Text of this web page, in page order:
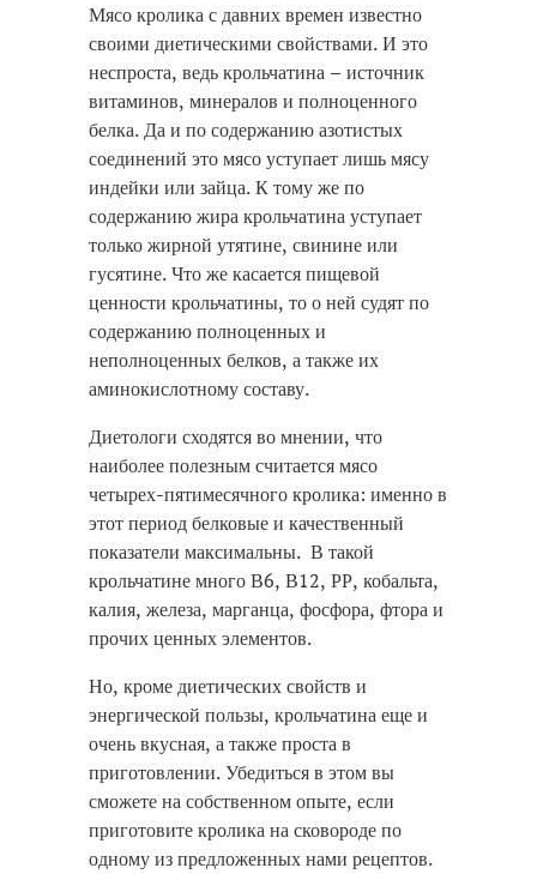
Мясо кролика с давних времен известно
своими диетическими свойствами. И это
неспроста, ведь крольчатина – источник
витаминов, минералов и полноценного
белка.Да и по содержанию азотистых
соединений это мясо уступает лишь мясу
индейки или зайца. К тому же по
содержанию жира крольчатина уступает
только жирной утятине, свинине или
гусятине. Что же касается пищевой
ценности крольчатины, то о ней судят по
содержанию полноценных и
неполноценных белков, а также их
аминокислотному составу.
Диетологи сходятся во мнении, что
наиболее полезным считается мясо
четырех-пятимесячного кролика: именно в
этот период белковые и качественный
показатели максимальны. В такой
крольчатине много В6, В12, РР, кобальта,
калия, железа, марганца, фосфора, фтора и
прочих ценных элементов.
Но, кроме диетических свойств и
энергической пользы, крольчатина еще и
очень вкусная, а также проста в
приготовлении. Убедиться в этом вы
сможете на собственном опыте, если
приготовите кролика на сковороде по
одному из предложенных нами рецептов.